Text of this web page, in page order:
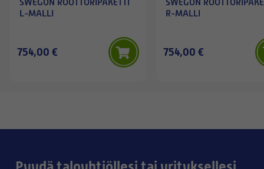
L-MALLI
754,00 €
R-MALLI
754,00 €